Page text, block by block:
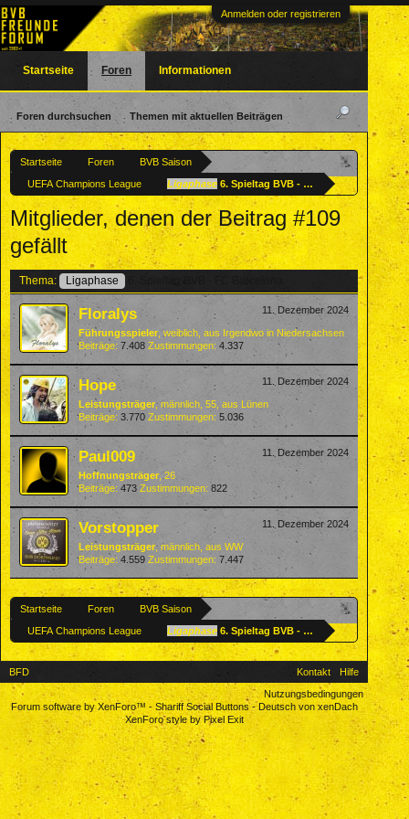
Anmelden oder registrieren
Startseite Foren
BVB Saison
UEFA Champions League
Ligaphase 6. Spieltag BVB - FC Barcelona
Mitglieder, denen der Beitrag #109
gefällt
Thema: Ligaphase
11. Dezember 2024
Floralys
Führungsspieler , weiblich, aus Irgendwo in Niedersachsen
Beiträge: 7.408 Zustimmungen: 4.337
11. Dezember 2024
Hope
Leistungsträger, männlich, 55, aus Lünen
Beiträge: 3.770 Zustimmungen: 5.036
11. Dezember 2024
Paul009
Hoffnungsträger , 26
Beiträge: 473 Zustimmungen: 822
11. Dezember 2024
Vorstopper
Leistungsträger, männlich, aus WW
Beiträge: 4.559 Zustimmungen: 7.447
Startseite Foren
BVB Saison
UEFA Champions League
Ligaphase 6. Spieltag BVB - FC Barcelona
Startseite Foren
Foren durchsuchen Themen mit aktuellen Beiträgen
Informationen
BFD Kontakt
Hilfe
Nutzungsbedingungen
Forum software by XenForo™- Shariff Social Buttons-Deutsch von xenDach
XenForo style by Pixel Exit